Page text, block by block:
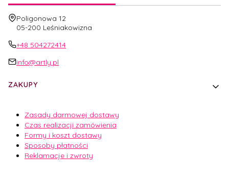
Adres:
Poligonowa 12
05-200 Leśniakowizna
+48 504272414
info@artly.pl
ZAKUPY
Zasady darmowej dostawy
Czas realizacji zamówienia
Formy i koszt dostawy
Sposoby płatności
Reklamacje i zwroty